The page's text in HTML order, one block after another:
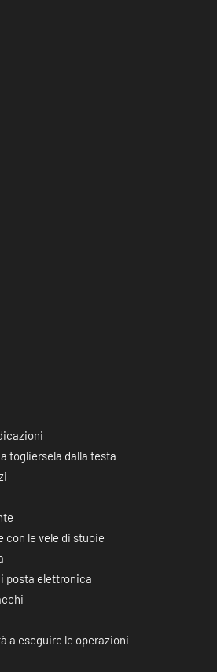
togliersela dalla testa
con le vele di stuoie
posta elettronica
a eseguire le operazioni